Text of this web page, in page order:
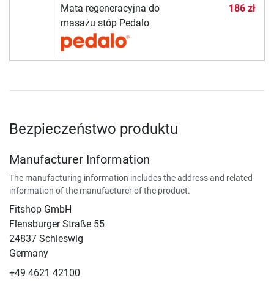
Mata regeneracyjna do
masażu stóp Pedalo
186 zł
Bezpieczeństwo produktu
Manufacturer Information
The manufacturing information includes the address and related
information of the manufacturer of the product.
Fitshop GmbH
Flensburger Straße 55
24837 Schleswig
Germany
+49 4621 42100